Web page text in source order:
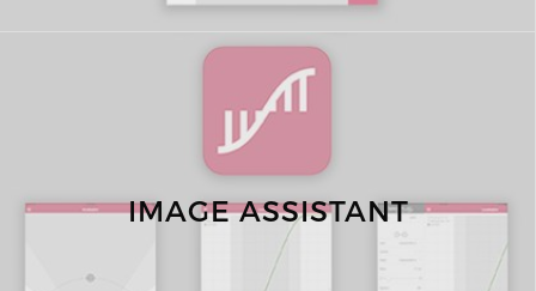
IMAGE ASSISTANT